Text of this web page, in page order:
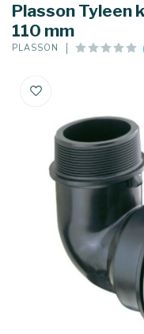
Plasson Tyleen
110 mm
PLASSON